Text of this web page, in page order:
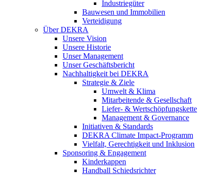
Industriegüter
Bauwesen und Immobilien
Verteidigung
Über DEKRA
Unsere Vision
Unsere Historie
Unser Management
Unser Geschäftsbericht
Nachhaltigkeit bei DEKRA
Strategie & Ziele
Umwelt & Klima
Mitarbeitende & Gesellschaft
Liefer- & Wertschöpfungskette
Management & Governance
Initiativen & Standards
DEKRA Climate Impact-Programm
Vielfalt, Gerechtigkeit und Inklusion​
Sponsoring & Engagement
Kinderkappen
Handball Schiedsrichter